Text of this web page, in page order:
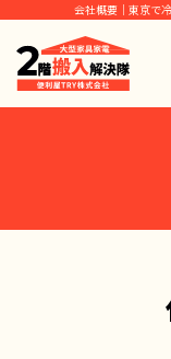
会社概要｜東京で